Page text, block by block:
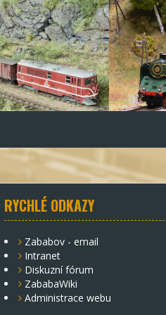
RYCHLÉ ODKAZY
Zababov - email
Intranet
Diskuzní fórum
ZababaWiki
Administrace webu